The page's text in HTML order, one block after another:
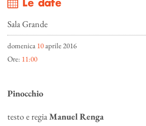
Le date
Sala Grande
domenica 10aprile 2016
Ore: 11:00
Pinocchio
testo e regiaManuel Renga